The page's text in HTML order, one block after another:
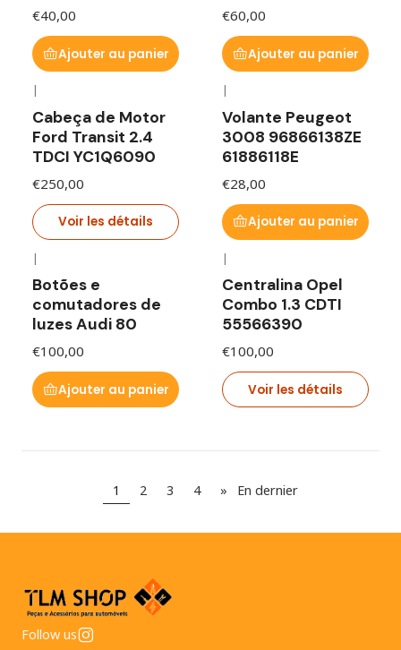
€40,00
Ajouter au panier
€60,00
Ajouter au panier
Cabeça de Motor
Ford Transit 2.4
TDCI YC1Q6090
€250,00
Voir les détails
Volante Peugeot
3008 96866138ZE
61886118E
€28,00
Ajouter au panier
|
Botões e
comutadores de
luzes Audi 80
€100,00
Ajouter au panier
|
Centralina Opel
Combo 1.3 CDTI
55566390
€100,00
Voir les détails
1 2 3 4 » En dernier
Follow us